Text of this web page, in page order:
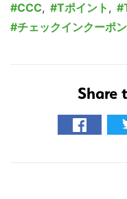
CCC, Tポイント ,
チェックインクーポン
Share